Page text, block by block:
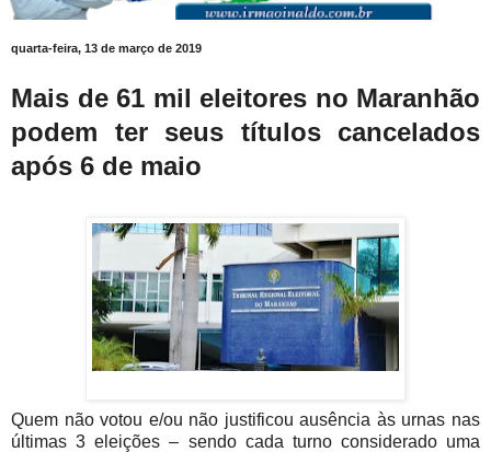
quarta-feira, 13 de março de 2019
Mais de 61 mil eleitores no Maranhão
podem ter seus títulos cancelados
após 6 de maio
Quem não votou e/ou não justificou ausência às urnas nas
últimas 3 eleições – sendo cada turno considerado uma